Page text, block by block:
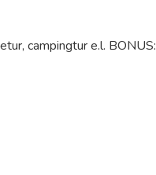
campingtur e.l. BONUS: